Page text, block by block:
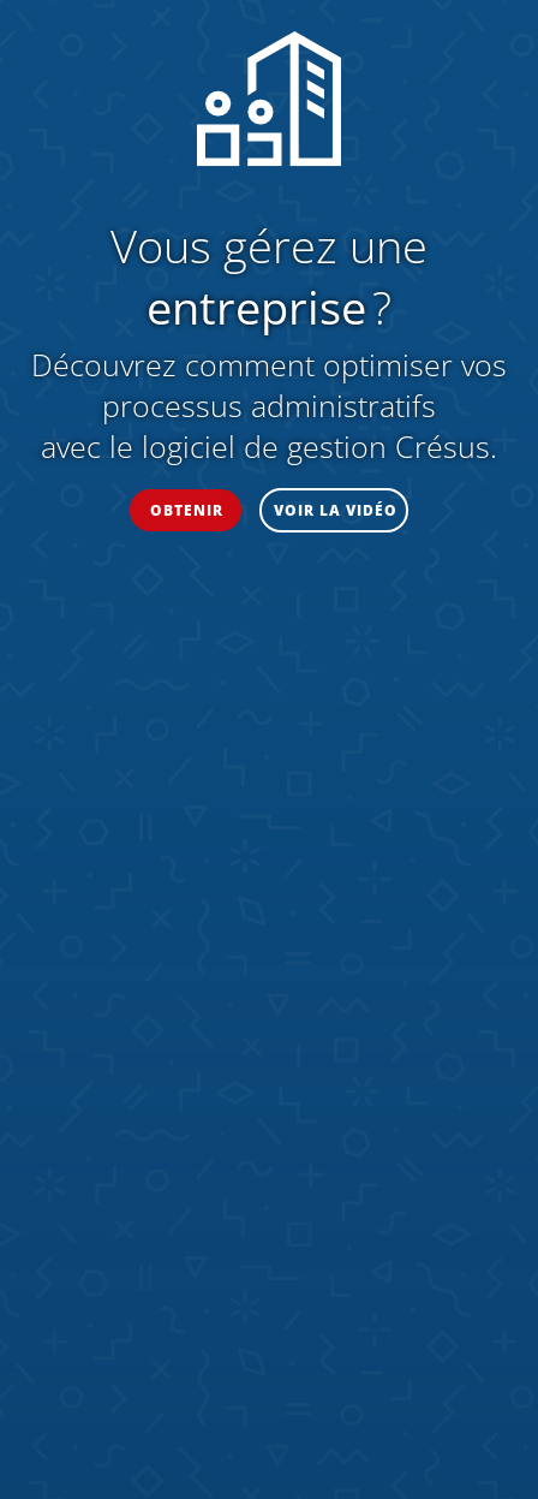
Vous gérez une
entreprise?
Découvrez comment optimiser vos
processus administratifs
avec le logiciel de gestion Crésus.
OBTENIR VOIR LA VIDÉO